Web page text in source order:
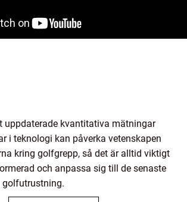
uppdaterade kvantitativa mätningar
i teknologi kan påverka vetenskapen
kring golfgrepp, så det är alltid viktigt
och anpassa sig till de senaste
golfutrustning.